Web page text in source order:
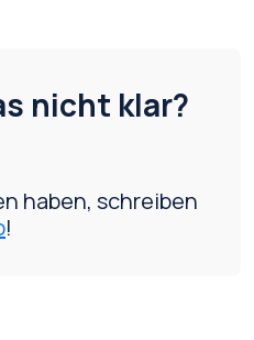
nicht klar?
haben, schreiben
!